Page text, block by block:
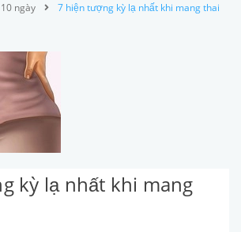
ngày 7 hiện tượng kỳ lạ nhất khi mang thai
kỳ lạ nhất khi mang